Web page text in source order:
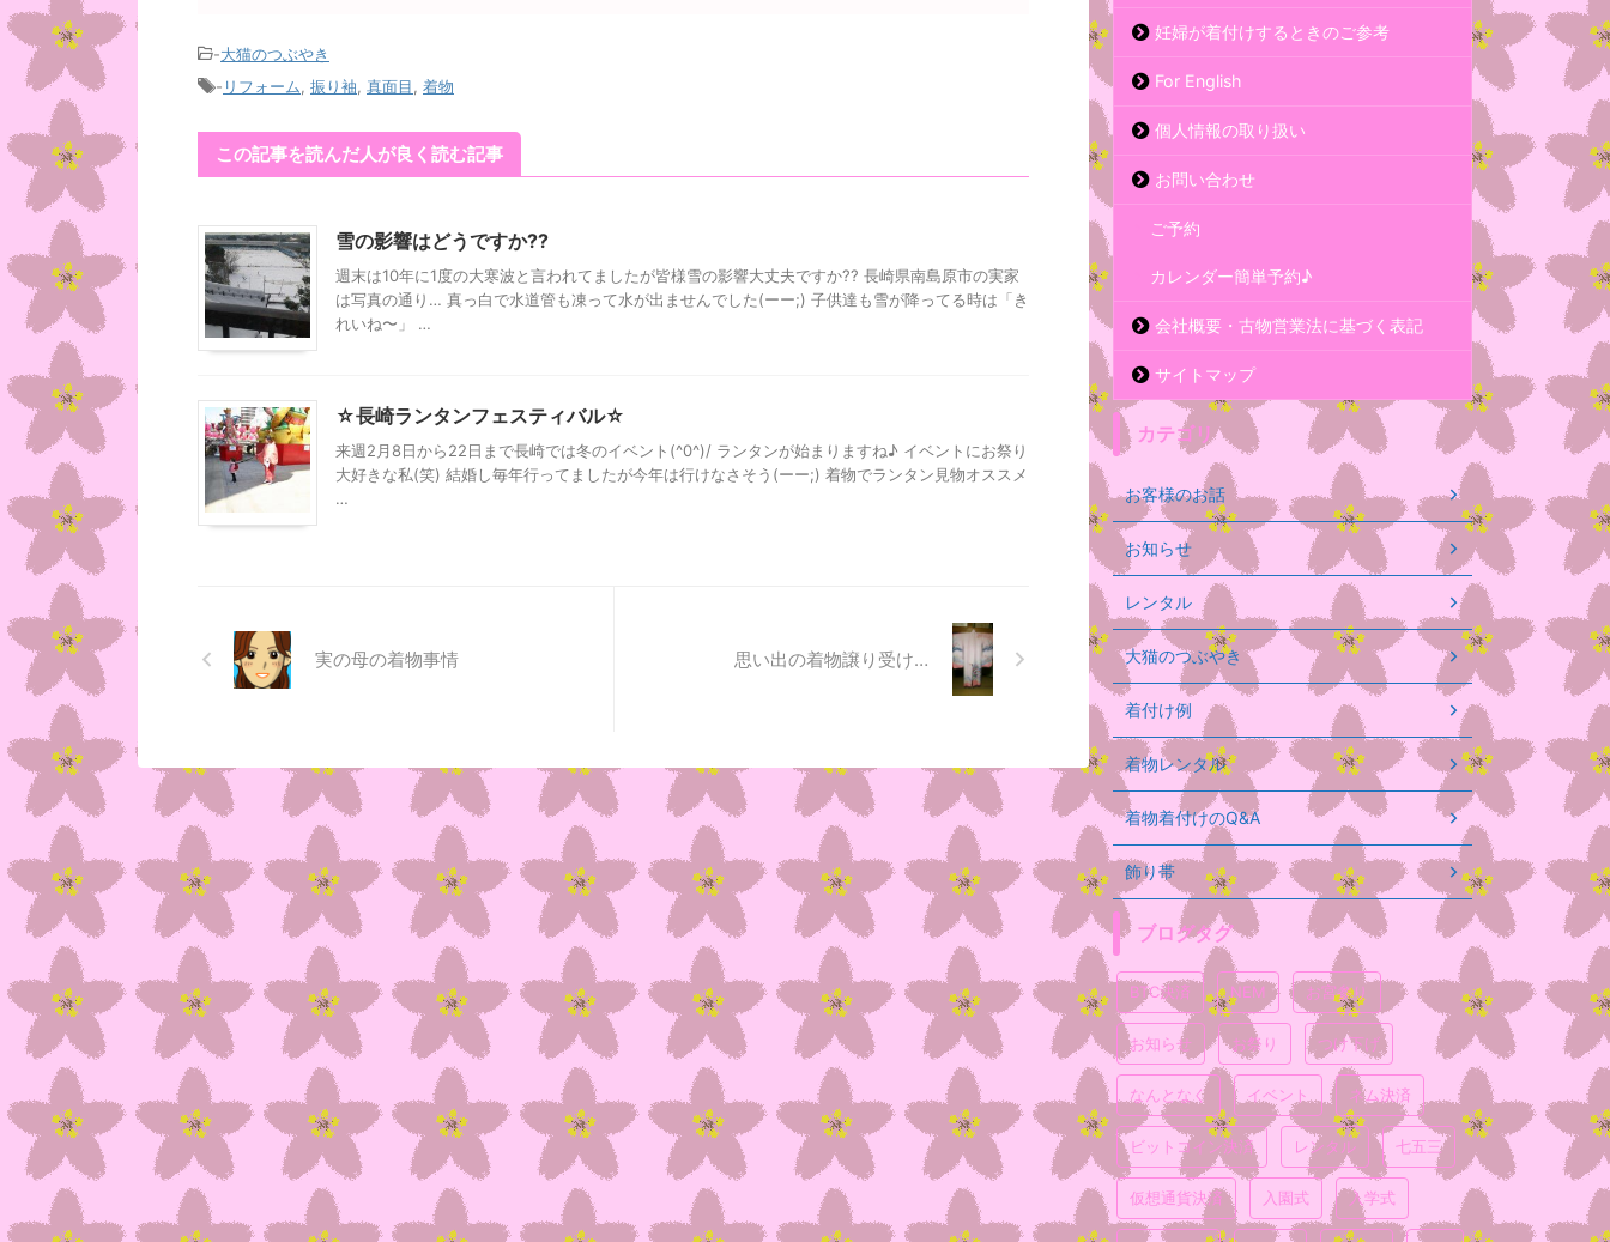
-大猫のつぶやき
- リフォーム, 振り袖, 真面目, 着物
この記事を読んだ人が良く読む記事
雪の影響はどうですか??
週末は10年に1度の大寒波と言われてましたが皆様雪の影響大丈夫ですか?? 長崎県南島原市の実家
は写真の通り… 真っ白で水道管も凍って水が出ませんでした(ーー;) 子供達も雪が降ってる時は「き
れいね〜」 …
☆長崎ランタンフェスティバル☆
来週2月8日から22日まで長崎では冬のイベント(^0^)/ ランタンが始まりますね♪ イベントにお祭り
大好きな私(笑) 結婚し毎年行ってましたが今年は行けなさそう(ーー;) 着物でランタン見物オススメ
…
実の母の着物事情 思い出の着物譲り受け…
妊婦が着付けするときのご参考
For English
個人情報の取り扱い
お問い合わせ
ご予約
カレンダー簡単予約♪
会社概要・古物営業法に基づく表記
サイトマップ
カテゴリ
お客様のお話
お知らせ
レンタル
大猫のつぶやき
着付け例
着物レンタル
着物着付けのQ&A
飾り帯
ブログタグ
BTC決済 NEM お宮参り
お知らせ お祭り つけ下げ
なんとなく イベント ネム決済
ビットコイン決済 レンタル 七五三
仮想通貨決済 入園式 入学式